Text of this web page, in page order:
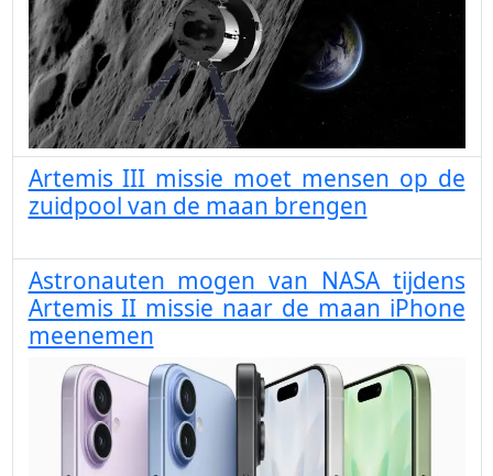
Artemis III missie moet mensen op de
zuidpool van de maan brengen
Astronauten mogen van NASA tijdens
Artemis II missie naar de maan iPhone
meenemen